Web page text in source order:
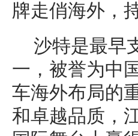
牌走俏海外，
沙特是最早
一，被誉为中
车海外布局的
和卓越品质，